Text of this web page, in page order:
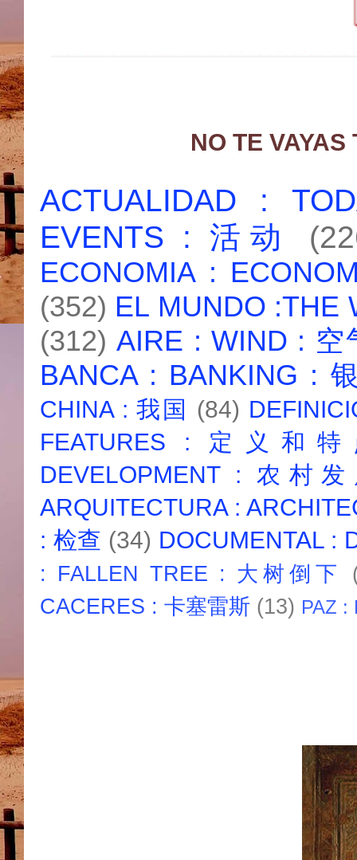
NO TE
ACTUALIDAD :
EVENTS : 活动
ECONOMIA :
(352) EL MUNDO :THE
(312) AIRE : WIND : 空
BANCA : BANKING :
CHINA : 我国 (84)
FEATURES : 定义和
DEVELOPMENT : 农村
ARQUITECTURA :
: 检查 (34) DOCUMENTAL :
: FALLEN TREE : 大树倒下
CACERES : 卡塞雷斯 (13) PAZ :